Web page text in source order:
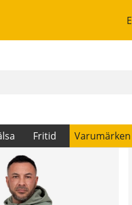
Fritid Varumärken